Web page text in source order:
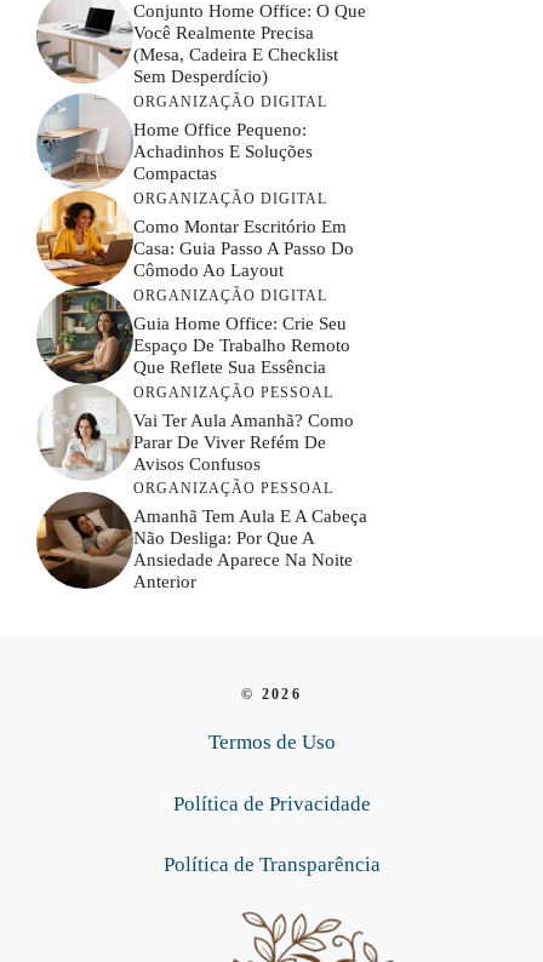
Conjunto Home Office: O Que
Você Realmente Precisa
(mesa, Cadeira E Checklist
Sem Desperdício)
ORGANIZAÇÃO DIGITAL
Home Office Pequeno:
Achadinhos E Soluções
Compactas
ORGANIZAÇÃO DIGITAL
Como Montar Escritório Em
Casa: Guia Passo A Passo Do
Cômodo Ao Layout
ORGANIZAÇÃO DIGITAL
Guia Home Office: Crie Seu
Espaço De Trabalho Remoto
Que Reflete Sua Essência
ORGANIZAÇÃO PESSOAL
Vai Ter Aula Amanhã? Como
Parar De Viver Refém De
Avisos Confusos
ORGANIZAÇÃO PESSOAL
Amanhã Tem Aula E A Cabeça
Não Desliga: Por Que A
Ansiedade Aparece Na Noite
Anterior
© 2026
Termos de Uso
Política de Privacidade
Política de Transparência